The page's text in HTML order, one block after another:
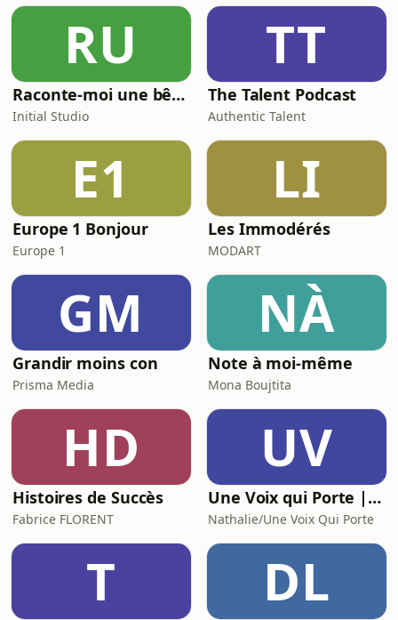
⁠⁠⁠https://www.youtube.com/@passerelles⁠⁠⁠
Tu veux partager tes réflexions avec
moi ? Tape "Passerelles" et le
RU
Raconte-moi une bêtise
Initial Studio
TT
The Talent Podcast
Authentic Talent
E1
Europe 1 Bonjour
Europe 1
LI
Les Immodérés
MODART
GM
Grandir moins con
Prisma Media
NÀ
Note à moi-même
Mona Boujtita
HD
Histoires de Succès
Fabrice FLORENT
UV
Une Voix qui Porte | Podcast
Nathalie/Une Voix Qui Porte
T DL